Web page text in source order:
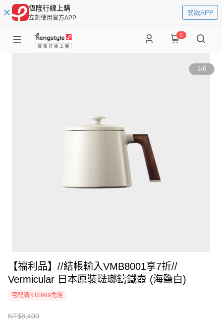
恆隆行線上購
立刻使用官方APP
開啟APP
0
1/6
【福利品】//結帳輸入VMB8001享7折//
Vermicular 日本原裝琺瑯鑄鐵壺 (海鹽白)
宅配滿NT$999免運
NT$8,400